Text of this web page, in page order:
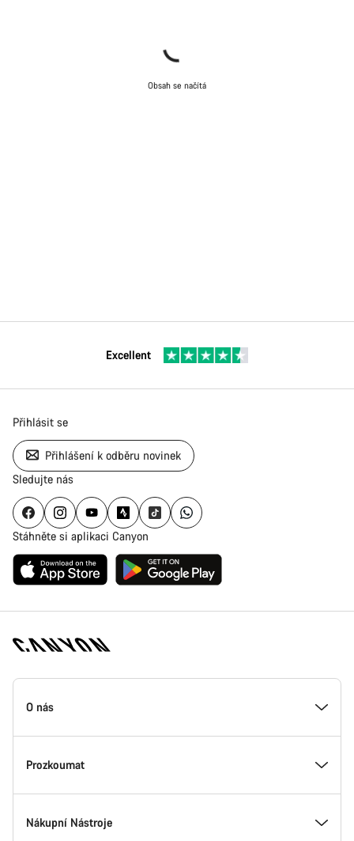
Obsah se načítá
Excellent
Přihlásit se
Přihlášení k odběru novinek
Sledujte nás
Stáhněte si aplikaci Canyon
Zápatí
stránky
O nás
Uvnitř Canyonu
Inovace v Canyonu
Prozkoumat
Akce
Nákupní Nástroje